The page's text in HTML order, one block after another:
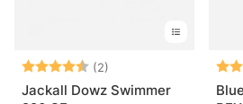
Bewertung:(2)
4.5 von 5 Sternen
Jackall Dowz Swimmer